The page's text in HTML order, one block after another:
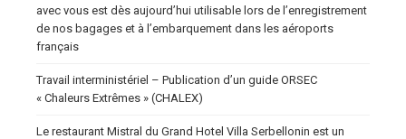
avec vous est dès aujourd’hui utilisable lors de l’enregistrement
de nos bagages et à l’embarquement dans les aéroports
français
Travail interministériel – Publication d’un guide ORSEC
« Chaleurs Extrêmes » (CHALEX)
Le restaurant Mistral du Grand Hotel Villa Serbellonin est un